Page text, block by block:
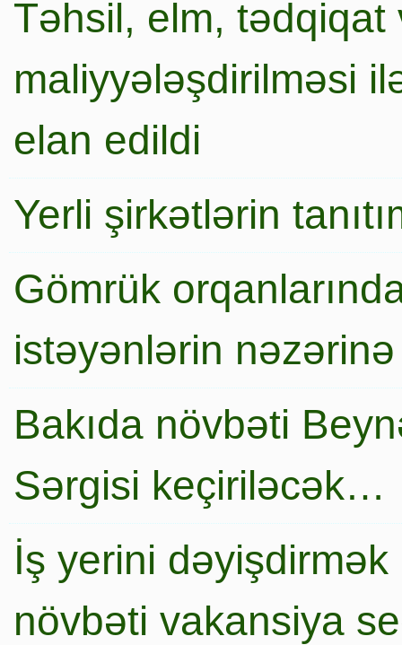
Təhsil, elm,
maliyyələşdirilməsi
elan edildi
Yerli şirkətlərin
Gömrük
istəyənlərin nəzərinə
Bakıda növbəti
Sərgisi keçiriləcək…
İş yerini
növbəti vakansiya